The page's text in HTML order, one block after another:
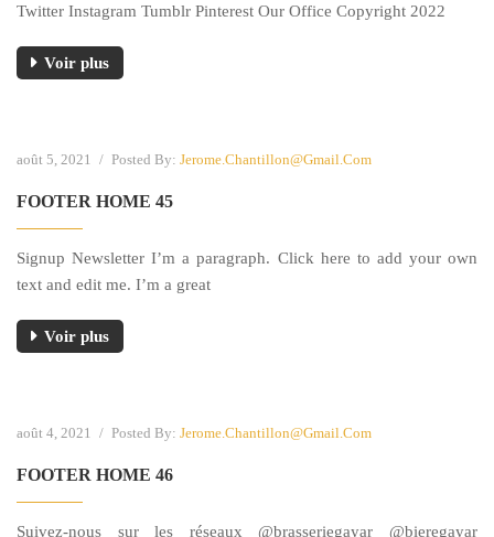
Twitter Instagram Tumblr Pinterest Our Office Copyright 2022
Voir plus
août 5, 2021 / Posted By: Jerome.chantillon@gmail.com
FOOTER HOME 45
Signup Newsletter I’m a paragraph. Click here to add your own
text and edit me. I’m a great
Voir plus
août 4, 2021 / Posted By: Jerome.chantillon@gmail.com
FOOTER HOME 46
Suivez-nous sur les réseaux @brasseriegayar @bieregayar